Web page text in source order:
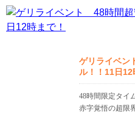
ゲリライベン
ル！！11日12
48時間限定タイ
赤字覚悟の超限